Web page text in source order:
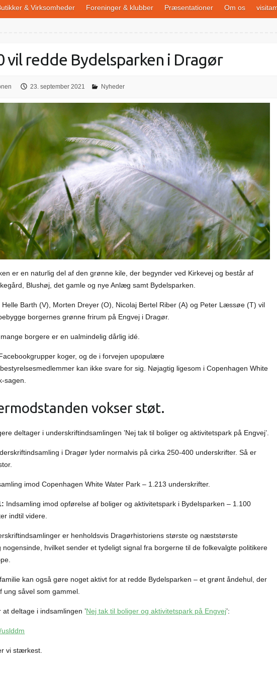
& Virksomheder Foreninger & klubber Præsentationer Om os
vil redde Bydelsparken i Dragør
23. september 2021 Nyheder
er en naturlig del af den grønne kile, der begynder ved Kirkevej og består af
Blushøj, det gamle og nye Anlæg samt Bydelsparken.
Helle Barth (V), Morten Dreyer (O), Nicolaj Bertel Riber (A) og Peter Læssøe (T) vil
borgernes grønne frirum på Engvej i Dragør.
borgere er en ualmindelig dårlig idé.
koger, og de i forvejen upopulære
kan ikke svare for sig. Nøjagtig ligesom i Copenhagen White
sagen.
vokser støt.
deltager i underskriftindsamlingen ’Nej tak til boliger og aktivitetspark på Engvej’.
i Dragør lyder normalvis på cirka 250-400 underskrifter. Så er
imod Copenhagen White Water Park – 1.213 underskrifter.
Indsamling imod opførelse af boliger og aktivitetspark i Bydelsparken – 1.100
indtil videre.
er henholdsvis Dragørhistoriens største og næststørste
nogensinde, hvilket sender et tydeligt signal fra borgerne til de folkevalgte politikere
kan også gøre noget aktivt for at redde Bydelsparken – et grønt åndehul, der
ung såvel som gammel.
at deltage i indsamlingen ’Nej tak til boliger og aktivitetspark på Engvej’:
uslddm
vi stærkest.